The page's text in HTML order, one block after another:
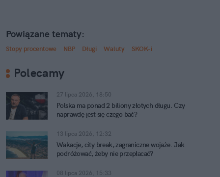
Powiązane tematy:
Stopy procentowe NBP Długi Waluty SKOK-i
Polecamy
27 lipca 2026, 18:50
Polska ma ponad 2 biliony złotych długu. Czy
naprawdę jest się czego bać?
13 lipca 2026, 12:32
Wakacje, city break, zagraniczne wojaże. Jak
podróżować, żeby nie przepłacać?
08 lipca 2026, 15:33